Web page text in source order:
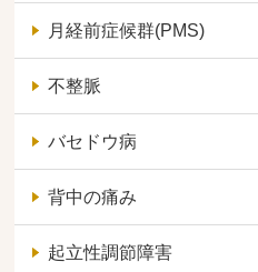
月経前症候群(PMS)
不整脈
バセドウ病
背中の痛み
起立性調節障害